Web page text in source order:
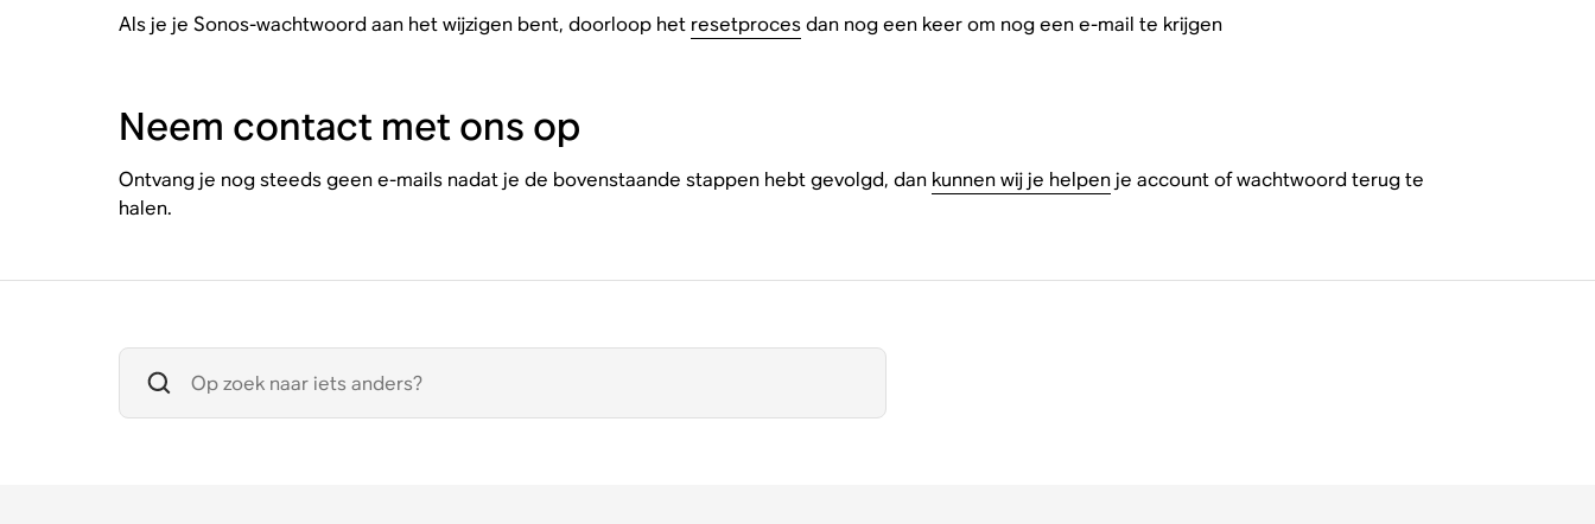
Als je je Sonos-wachtwoord aan het wijzigen bent, doorloop het resetprocesdan nog een keer om nog een e-mail te krijgen
Neem contact met ons op
Ontvang je nog steeds geen e-mails nadat je de bovenstaande stappen hebt gevolgd, dan kunnen wij je helpenje account of wachtwoord terug te
halen.